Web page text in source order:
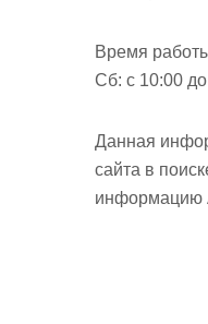
Время
Сб: с 10:00
Данная
сайта в
информацию